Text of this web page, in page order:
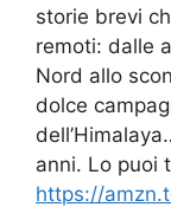
storie brevi
remoti: dalle
Nord allo
dolce
anni. Lo puoi
https://